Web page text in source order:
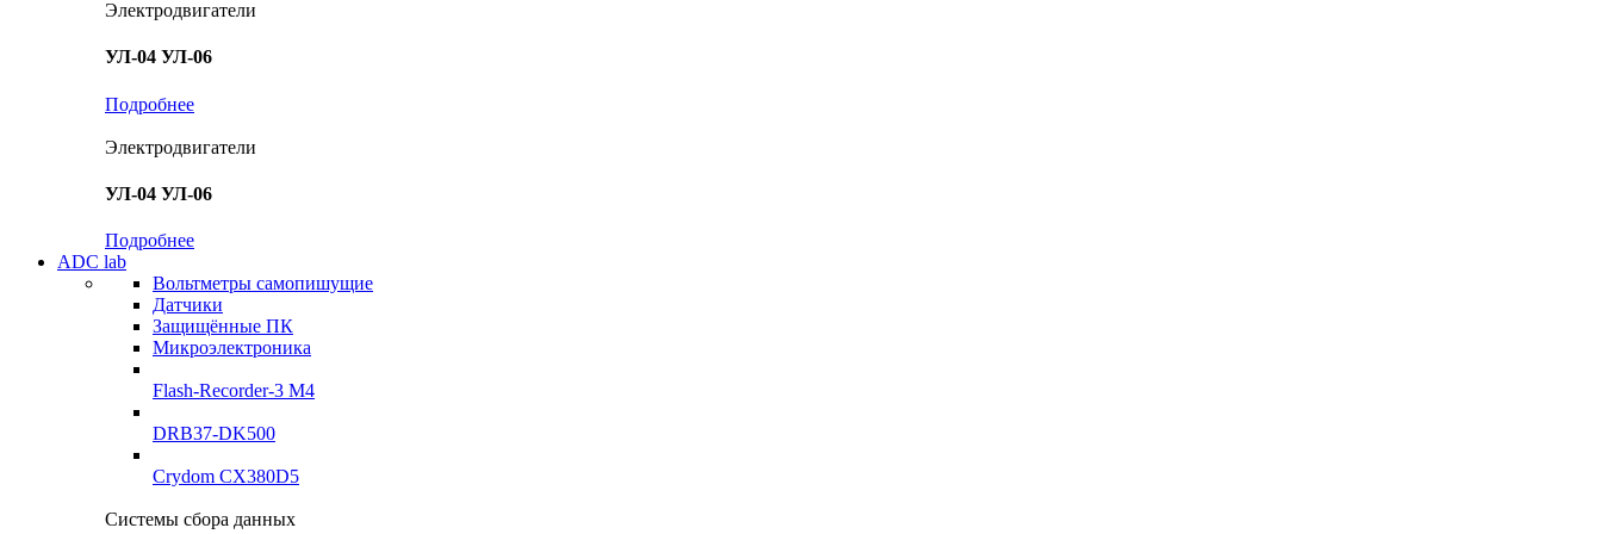
Электродвигатели
УЛ-04 УЛ-06
Подробнее
Электродвигатели
УЛ-04 УЛ-06
Подробнее
ADC lab
Вольтметры самопишущие
Датчики
Защищённые ПК
Микроэлектроника
Flash-Recorder-3 М4
DRB37-DK500
Crydom CX380D5
Системы сбора данных